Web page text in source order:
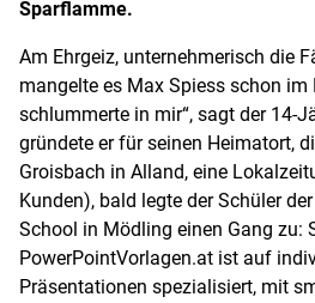
Sparflamme.
Am Ehrgeiz, unternehmerisch die
mangelte es Max Spiess schon im
schlummerte in mir“, sagt der 14-
gründete er für seinen Heimatort,
Groisbach in Alland, eine
Kunden), bald legte der Schüler
School in Mödling einen Gang zu:
PowerPointVorlagen.at ist auf
Präsentationen spezialisiert, mit